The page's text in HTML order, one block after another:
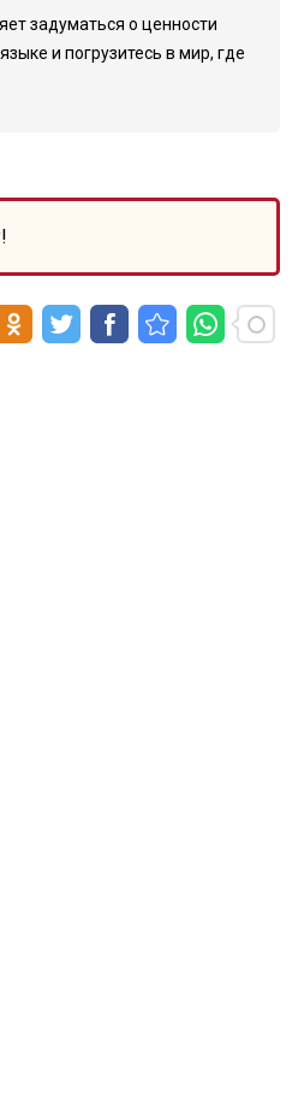
задуматься о ценности
и погрузитесь в мир, где